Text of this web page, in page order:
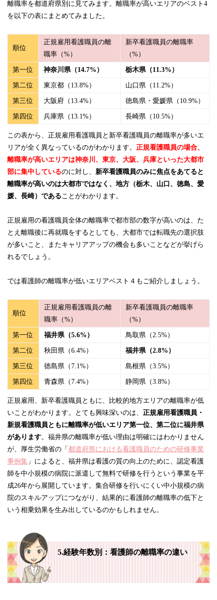
離職率を都道府県別に見てみます。離職率が高いエリアのベスト4
を以下の表にまとめてみました。
順位
正規雇用看護職員の離
職率（%）
新卒看護職員の離職率
（%）
第一位 神奈川県（14.7%） 栃木県（11.3%）
第二位 東京都（13.8%） 山口県（11.2%）
第三位 大阪府（13.4%） 徳島県・愛媛県（10.9%）
第四位 兵庫県（13.1%） 長崎県（10.5%）
この表から、正規雇用看護職員と新卒看護職員の離職率が多いエ
リアが全く異なっているのがわかります。 正規看護職員の場合、
離職率が高いエリアは神奈川、東京、大阪、兵庫といった大都市
部に集中しているのに対し、 新卒看護職員のみに焦点をあてると
離職率が高いのは大都市ではなく、地方（栃木、山口、徳島、愛
媛、長崎）である ことがわかります。
正規雇用の看護職員全体の離職率で都市部の数字が高いのは、た
とえ離職後に再就職をするとしても、大都市では転職先の選択肢
が多いこと、またキャリアアップの機会も多いことなどが挙げら
れるでしょう。
では看護師の離職率が低いエリアベスト４もご紹介しましょう。
順位
正規雇用看護職員の離
職率（%）
新卒看護職員の離職率
（%）
第一位 福井県（5.6%） 鳥取県（2.5%）
第二位 秋田県（6.4%） 福井県（2.8%）
第三位 徳島県（7.1%） 島根県（3.5%）
第四位 青森県（7.4%） 静岡県（3.8%）
正規雇用、新卒看護職員ともに、比較的地方エリアの離職率が低
いことがわかります。とても興味深いのは、 正規雇用看護職員・
新規看護職員ともに離職率が低いエリア第一位、第二位に福井県
があります。福井県の離職率が低い理由は明確にはわかりません
が、厚生労働省の「 都道府県における看護職員のための研修事業
事例集 」によると、福井県は看護の質の向上のために、認定看護
師を中小規模の病院に派遣して無料で研修を行うという事業を平
成26年から展開しています。集合研修を行いにくい中小規模の病
院のスキルアップにつながり、結果的に看護師の離職率の低下と
いう相乗効果を生み出しているのかもしれません。
5.経験年数別：看護師の離職率の違い